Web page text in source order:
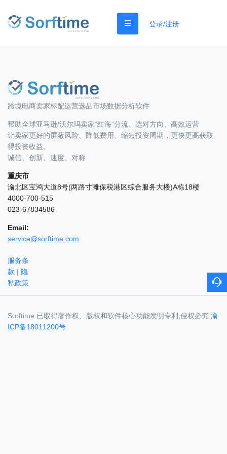
登录/注册
跨境电商卖家标配运营选品市场数据分析软件
帮助全球亚马逊/沃尔玛卖家“红海”分流、选对方向、高效运营
让卖家更好的屏蔽风险、降低费用、缩短投资周期，更快更高获取
得投资收益。
诚信、创新、速度、对称
重庆市
渝北区宝鸿大道8号(两路寸滩保税港区综合服务大楼)A栋18楼
4000-700-515
023-67834586
Email:
service@sorftime.com
服务条
款 | 隐
私政策
Sorftime 已取得著作权、版权和软件核心功能发明专利,侵权必究 渝
ICP备18011200号